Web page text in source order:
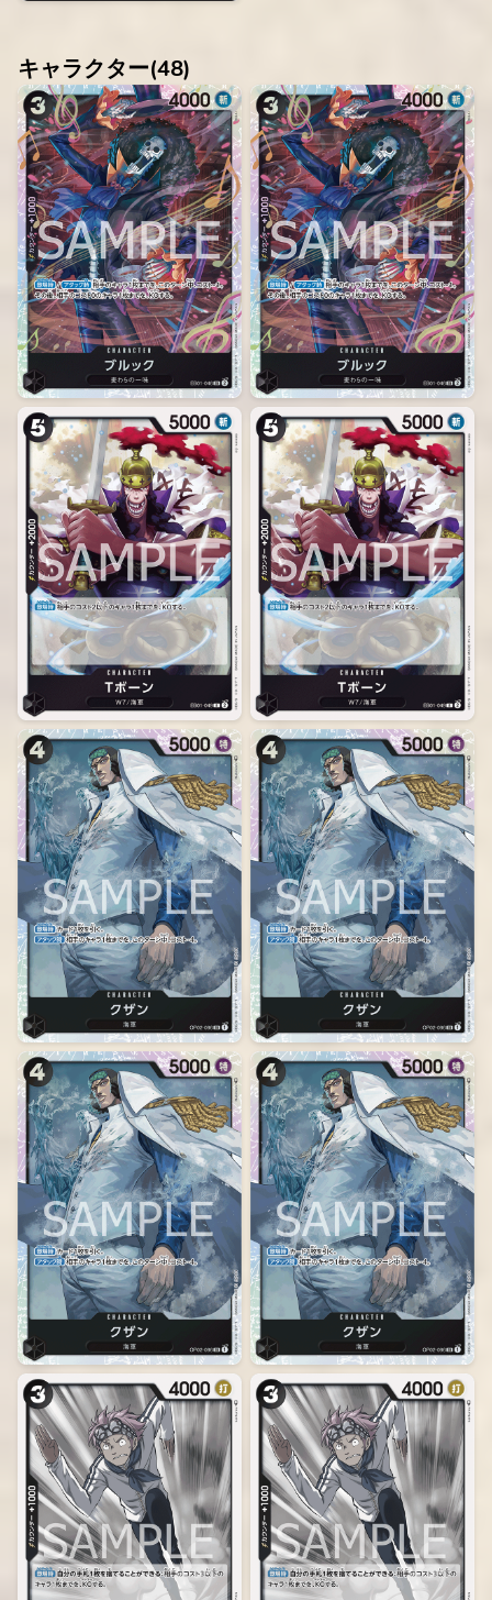
キャラクター(48)